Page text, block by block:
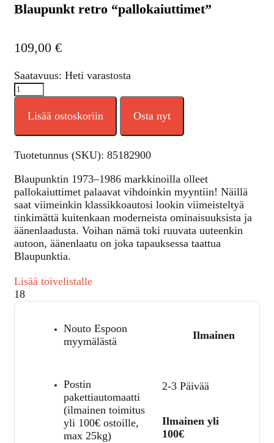
Blaupunkt retro “pallokaiuttimet”
109,00 €
Saatavuus: Heti varastosta
Lisää ostoskoriin Osta nyt
Tuotetunnus (SKU): 85182900
Blaupunktin 1973–1986 markkinoilla olleet
pallokaiuttimet palaavat vihdoinkin myyntiin! Näillä
saat viimeinkin klassikkoautosi lookin viimeisteltyä
tinkimättä kuitenkaan moderneista ominaisuuksista ja
äänenlaadusta. Voihan nämä toki ruuvata uuteenkin
autoon, äänenlaatu on joka tapauksessa taattua
Blaupunktia.
Lisää toivelistalle
18
Nouto Espoon
myymälästä
Ilmainen
Postin
pakettiautomaatti
(ilmainen toimitus
yli 100€ ostoille,
max 25kg)
2-3 Päivää
Ilmainen yli
100€